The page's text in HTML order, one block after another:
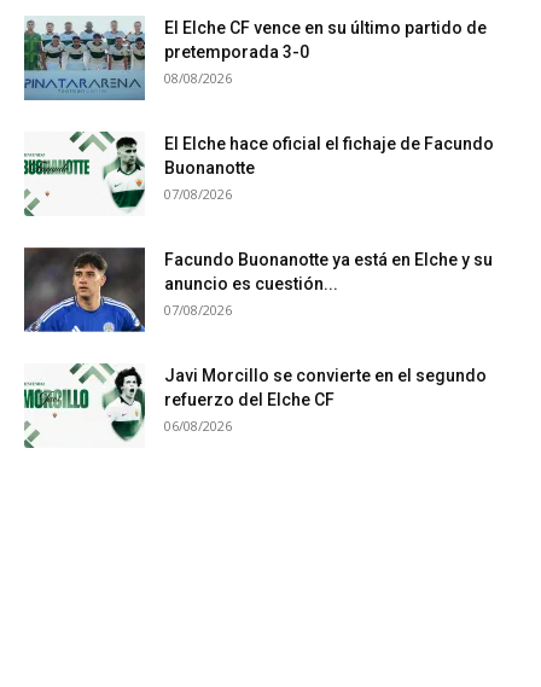
El Elche CF vence en su último partido de
pretemporada 3-0
08/08/2026
El Elche hace oficial el fichaje de Facundo
Buonanotte
07/08/2026
Facundo Buonanotte ya está en Elche y su
anuncio es cuestión...
07/08/2026
Javi Morcillo se convierte en el segundo
refuerzo del Elche CF
06/08/2026